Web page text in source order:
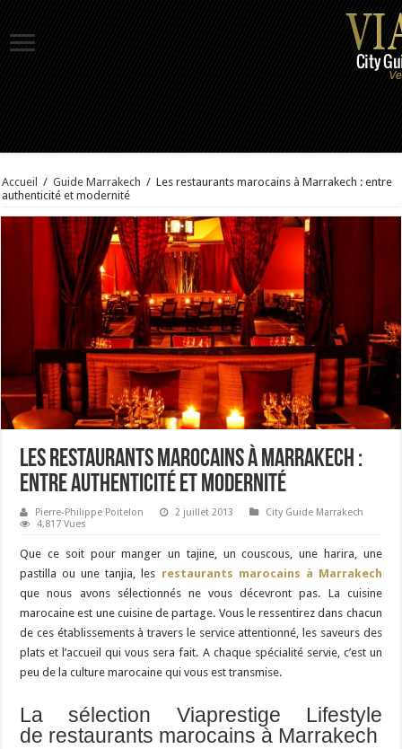
Accueil / Guide Marrakech / Les restaurants marocains à Marrakech : entre
authenticité et modernité
Les restaurants marocains à Marrakech :
entre authenticité et modernité
Pierre-Philippe Poitelon 2 juillet 2013
City Guide Marrakech
4,817 Vues
Que ce soit pour manger un tajine, un couscous, une harira, une
pastilla ou une tanjia, les restaurants marocains à Marrakech
que nous avons sélectionnés ne vous décevront pas. La cuisine
marocaine est une cuisine de partage. Vous le ressentirez dans chacun
de ces établissements à travers le service attentionné, les saveurs des
plats et l’accueil qui vous sera fait. A chaque spécialité servie, c’est un
peu de la culture marocaine qui vous est transmise.
La sélection Viaprestige Lifestyle
de restaurants marocains à Marrakech